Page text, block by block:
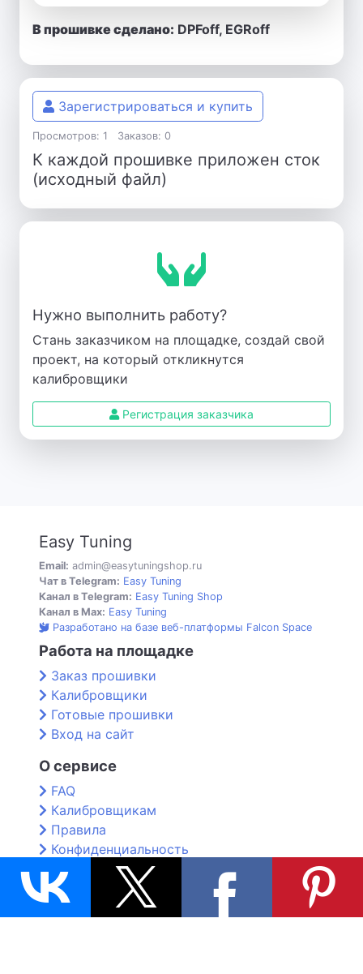
В прошивке сделано: DPFoff, EGRoff
Зарегистрироваться и купить
Просмотров: 1 Заказов: 0
К каждой прошивке приложен сток
(исходный файл)
Нужно выполнить работу?
Стань заказчиком на площадке, создай свой
проект, на который откликнутся
калибровщики
Регистрация заказчика
Easy Tuning
Email: admin@easytuningshop.ru
Чат в Telegram: Easy Tuning
Канал в Telegram: Easy Tuning Shop
Канал в Max: Easy Tuning
Разработано на базе веб-платформы Falcon Space
Работа на площадке
Заказ прошивки
Калибровщики
Готовые прошивки
Вход на сайт
О сервисе
FAQ
Калибровщикам
Правила
Конфиденциальность
Контакты